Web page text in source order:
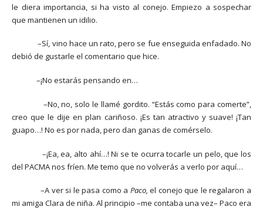
le diera importancia, si ha visto al conejo. Empiezo a sospechar
que mantienen un idilio.
–Sí, vino hace un rato, pero se fue enseguida enfadado. No
debió de gustarle el comentario que hice.
–¡No estarás pensando en…
–No, no, solo le llamé gordito. “Estás como para comerte”,
creo que le dije en plan cariñoso. ¡Es tan atractivo y suave! ¡Tan
guapo…! No es por nada, pero dan ganas de comérselo.
–¡Ea, ea, alto ahí…! Ni se te ocurra tocarle un pelo, que los
del PACMA nos fríen. Me temo que no volverás a verlo por aquí…
–A ver si le pasa como a Paco, el conejo que le regalaron a
mi amiga Clara de niña. Al principio –me contaba una vez– Paco era